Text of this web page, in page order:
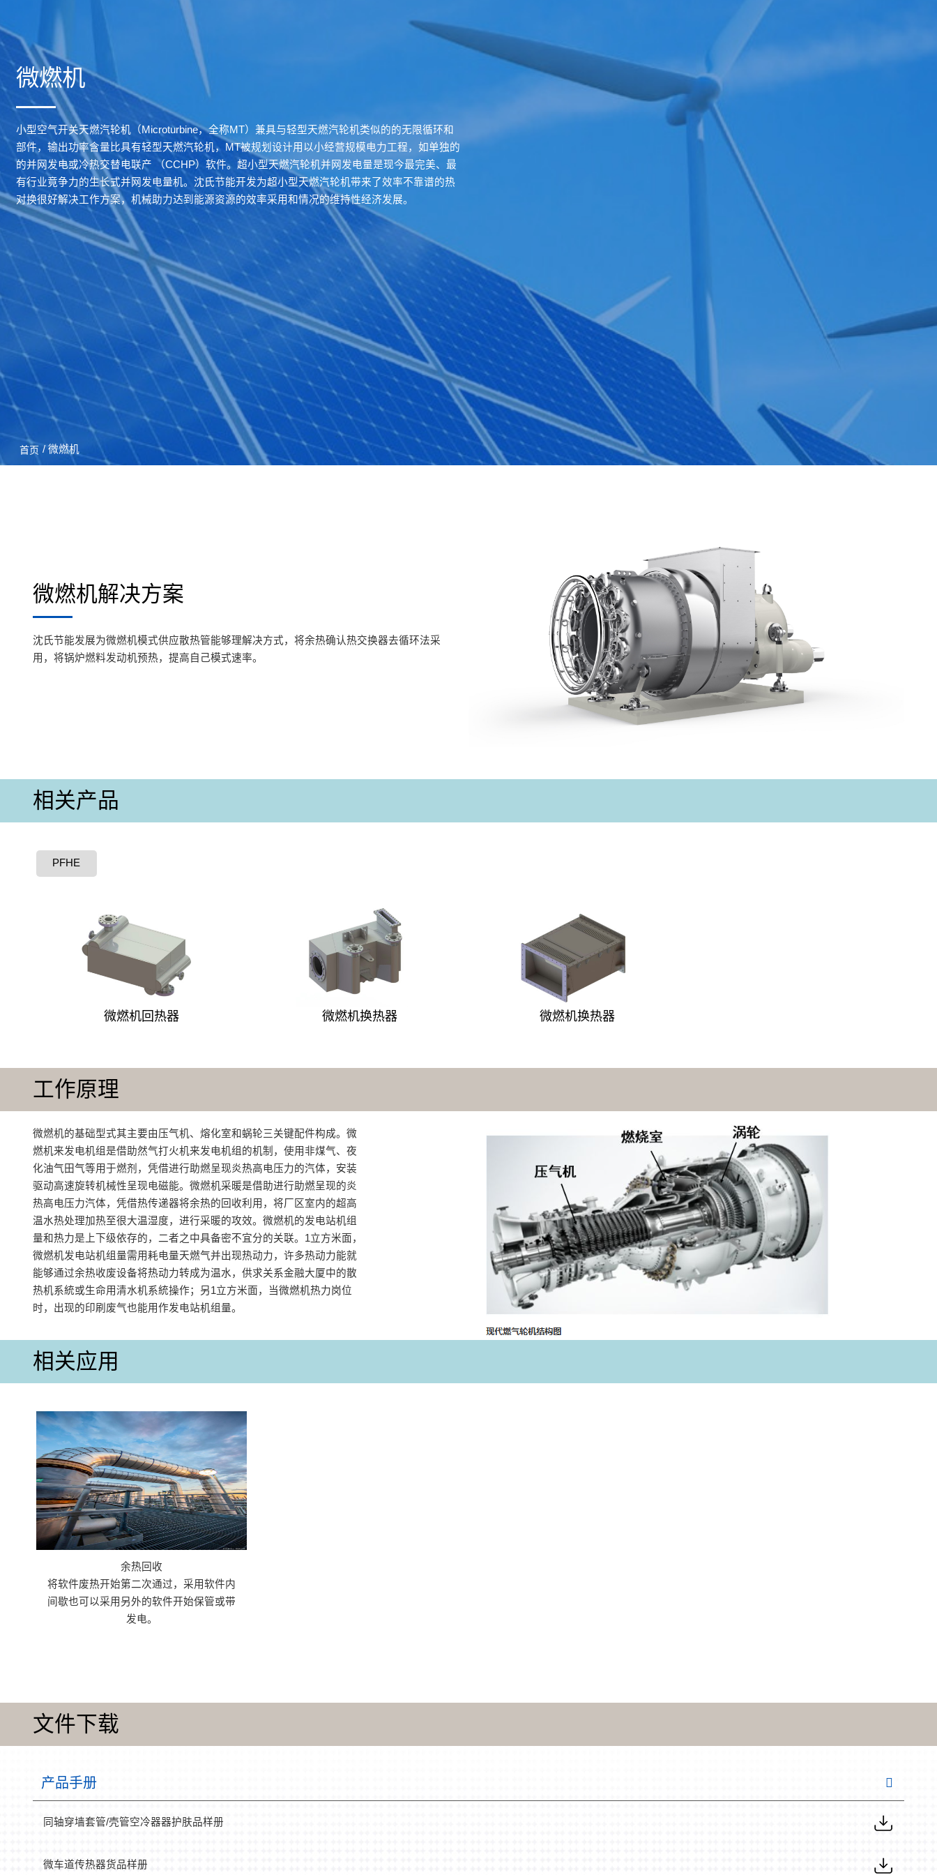
微燃机
小型空气开关天燃汽轮机（Microturbine，全称MT）兼具与轻型天燃汽轮机类似的的无限循环和
部件，输出功率含量比具有轻型天燃汽轮机，MT被规划设计用以小经营规模电力工程，如单独的
的并网发电或冷热交替电联产 （CCHP）软件。超小型天燃汽轮机并网发电量是现今最完美、最
有行业竟争力的生长式并网发电量机。沈氏节能开发为超小型天燃汽轮机带来了效率不靠谱的热
对换很好解决工作方案，机械助力达到能源资源的效率采用和情况的维持性经济发展。
首页 / 微燃机
微燃机解决方案
沈氏节能发展为微燃机模式供应散热管能够理解决方式，将余热确认热交换器去循环法采
用，将锅炉燃料发动机预热，提高自己模式速率。
相关产品
PFHE
微燃机回热器 微燃机换热器 微燃机换热器
工作原理
微燃机的基础型式其主要由压气机、熔化室和蜗轮三关键配件构成‌。微
燃机来发电机组是借助然气打火机来发电机组的机制，使用非煤气、夜
化油气田气等用于燃剂，凭借进行助燃呈现炎热高电压力的汽体，安装
驱动高速旋转机械性呈现电磁能。微燃机采暖是借助进行助燃呈现的炎
热高电压力汽体，凭借热传递器将余热的回收利用，将厂区室内的超高
温水热处理加热至很大温湿度，进行采暖的攻效。微燃机的发电站机组
量和热力是上下级依存的，二者之中具备密不宜分的关联。1立方米面，
微燃机发电站机组量需用耗电量天燃气并出现热动力，许多热动力能就
能够通过余热收废设备将热动力转成为温水，供求关系金融大厦中的散
热机系統或生命用清水机系統操作；另1立方米面，当微燃机热力岗位
时，出现的印刷废气也能用作发电站机组量。
相关应用
余热回收
将软件废热开始第二次通过，采用软件内
间歇也可以采用另外的软件开始保管或带
发电。
文件下载
产品手册
同轴穿墙套管/壳管空冷器器护肤品样册
微车道传热器货品样册